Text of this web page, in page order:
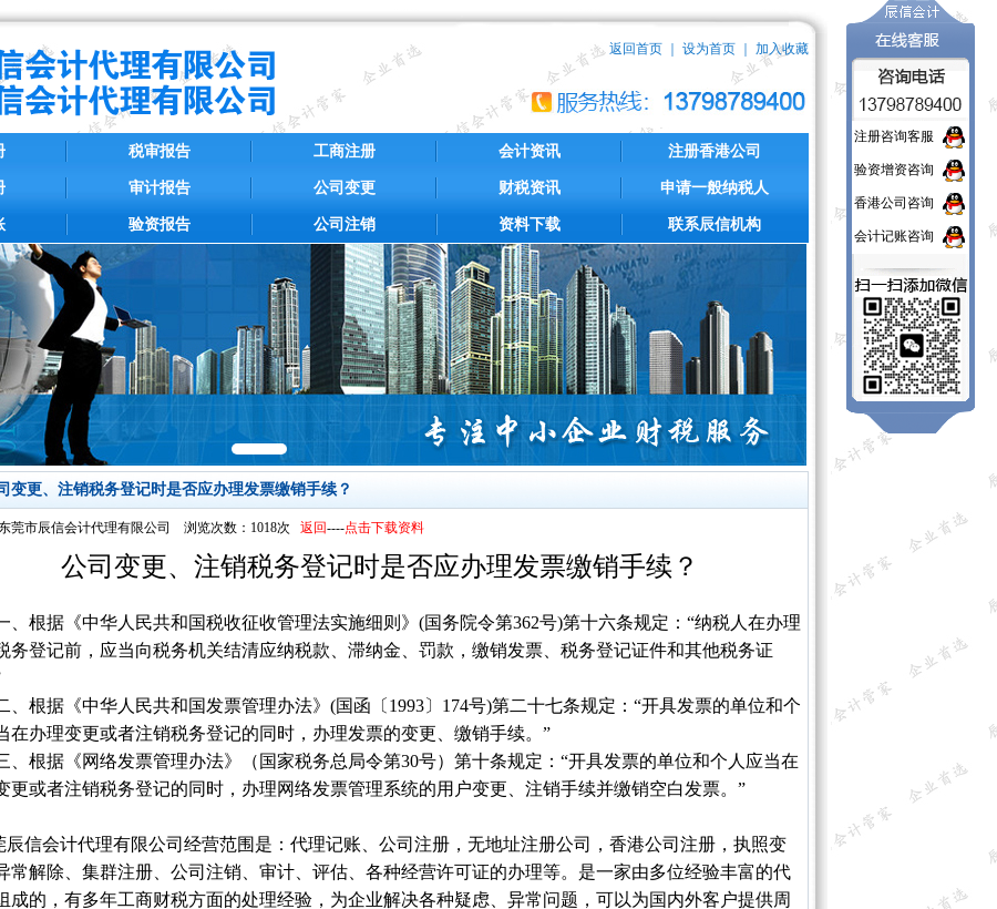
返回首页｜ 设为首页｜ 加入收藏
税审报告
审计报告
验资报告
工商注册
公司变更
公司注销
会计资讯
财税资讯
资料下载
注册香港公司
申请一般纳税人
联系辰信机构
变更、注销税务登记时是否应办理发票缴销手续？
莞市辰信会计代理有限公司 浏览次数：1018次 返回----点击下载资料
公司变更、注销税务登记时是否应办理发票缴销手续？
据《中华人民共和国税收征收管理法实施细则》(国务院令第362号)第十六条规定：“纳税人在办理
务登记前，应当向税务机关结清应纳税款、滞纳金、罚款，缴销发票、税务登记证件和其他税务证
据《中华人民共和国发票管理办法》(国函〔1993〕174号)第二十七条规定：“开具发票的单位和个
在办理变更或者注销税务登记的同时，办理发票的变更、缴销手续。”
据《网络发票管理办法》（国家税务总局令第30号）第十条规定：“开具发票的单位和个人应当在
更或者注销税务登记的同时，办理网络发票管理系统的用户变更、注销手续并缴销空白发票。”
信会计代理有限公司经营范围是：代理记账、公司注册，无地址注册公司，香港公司注册，执照变
常解除、集群注册、公司注销、审计、评估、各种经营许可证的办理等。是一家由多位经验丰富的代
成的，有多年工商财税方面的处理经验，为企业解决各种疑虑、异常问题，可以为国内外客户提供周
注册咨询客服
验资增资咨询
香港公司咨询
会计记账咨询